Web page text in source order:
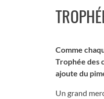
Comme
Trophée des
ajoute du
Un grand